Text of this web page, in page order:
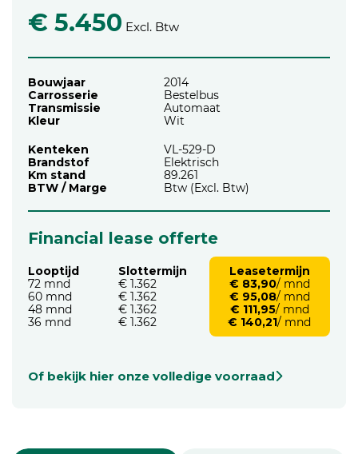
€ 5.450 Excl. Btw
Bouwjaar
2014
Carrosserie
Bestelbus
Transmissie
Automaat
Kleur
Wit
Kenteken
VL-529-D
Brandstof
Elektrisch
Km stand
89.261
BTW / Marge
Btw (Excl. Btw)
Financial lease offerte
Looptijd
72 mnd
60 mnd
48 mnd
36 mnd
Slottermijn
€ 1.362
€ 1.362
€ 1.362
€ 1.362
Leasetermijn
€ 83,90/ mnd
€ 95,08/ mnd
€ 111,95/ mnd
€ 140,21/ mnd
Of bekijk hier onze volledige voorraad